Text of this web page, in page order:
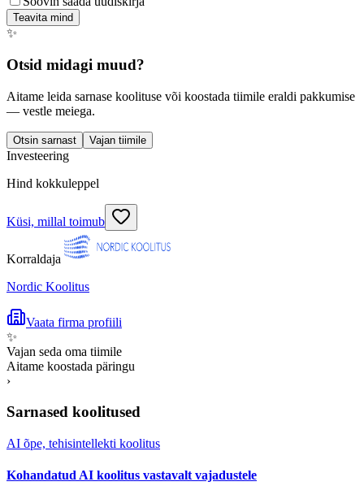
Teavita mind
✨
Otsid midagi muud?
Aitame leida sarnase koolituse või koostada tiimile eraldi pakkumise
— vestle meiega.
Otsin sarnast Vajan tiimile
Investeering
Hind kokkuleppel
Küsi, millal toimub
Korraldaja
Nordic Koolitus
Vaata firma profiili
✨
Vajan seda oma tiimile
Aitame koostada päringu
›
Sarnased koolitused
AI õpe, tehisintellekti koolitus
Kohandatud AI koolitus vastavalt vajadustele